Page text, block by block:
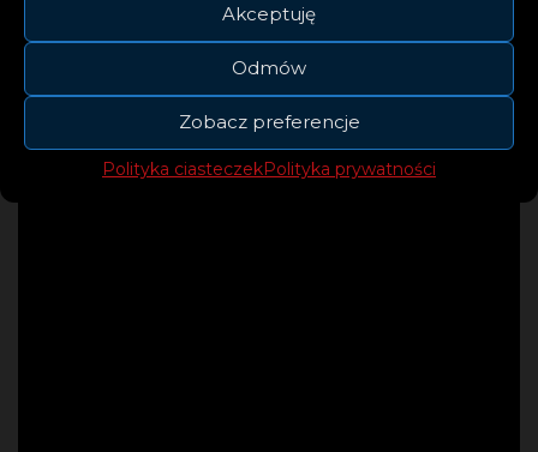
Akceptuję
Odmów
Zobacz preferencje
Polityka ciasteczekPolityka prywatności